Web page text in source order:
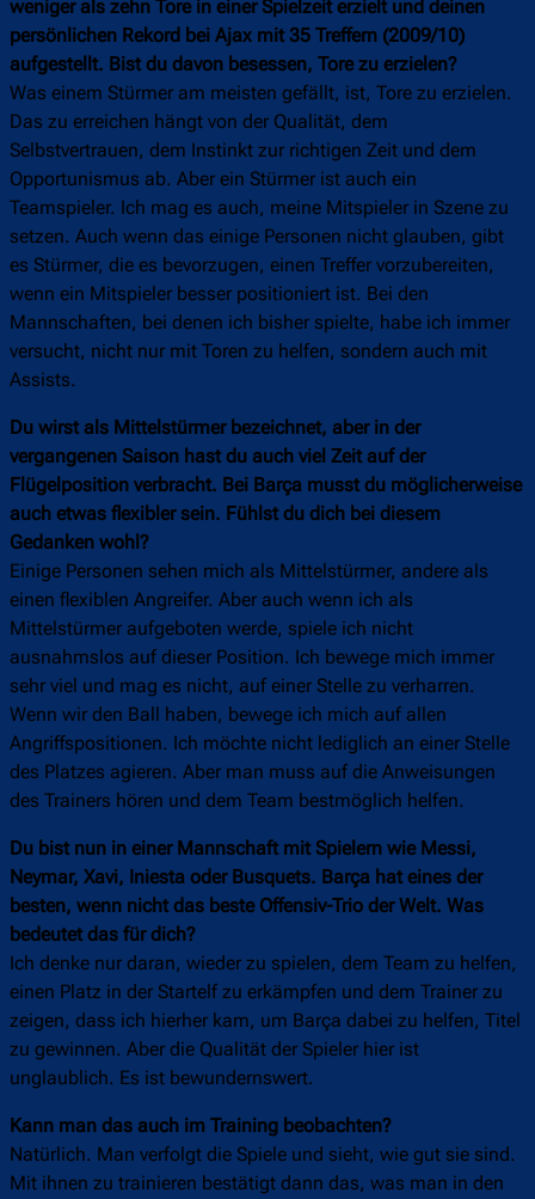
weniger als zehn Tore in einer Spielzeit erzielt und deinen
persönlichen Rekord bei Ajax mit 35 Treffern (2009/10)
aufgestellt. Bist du davon besessen, Tore zu erzielen?
Was einem Stürmer am meisten gefällt, ist, Tore zu erzielen.
Das zu erreichen hängt von der Qualität, dem
Selbstvertrauen, dem Instinkt zur richtigen Zeit und dem
Opportunismus ab. Aber ein Stürmer ist auch ein
Teamspieler. Ich mag es auch, meine Mitspieler in Szene zu
setzen. Auch wenn das einige Personen nicht glauben, gibt
es Stürmer, die es bevorzugen, einen Treffer vorzubereiten,
wenn ein Mitspieler besser positioniert ist. Bei den
Mannschaften, bei denen ich bisher spielte, habe ich immer
versucht, nicht nur mit Toren zu helfen, sondern auch mit
Assists.
Du wirst als Mittelstürmer bezeichnet, aber in der
vergangenen Saison hast du auch viel Zeit auf der
Flügelposition verbracht. Bei Barça musst du möglicherweise
auch etwas flexibler sein. Fühlst du dich bei diesem
Gedanken wohl?
Einige Personen sehen mich als Mittelstürmer, andere als
einen flexiblen Angreifer. Aber auch wenn ich als
Mittelstürmer aufgeboten werde, spiele ich nicht
ausnahmslos auf dieser Position. Ich bewege mich immer
sehr viel und mag es nicht, auf einer Stelle zu verharren.
Wenn wir den Ball haben, bewege ich mich auf allen
Angriffspositionen. Ich möchte nicht lediglich an einer Stelle
des Platzes agieren. Aber man muss auf die Anweisungen
des Trainers hören und dem Team bestmöglich helfen.
Du bist nun in einer Mannschaft mit Spielern wie Messi,
Neymar, Xavi, Iniesta oder Busquets. Barça hat eines der
besten, wenn nicht das beste Offensiv-Trio der Welt. Was
bedeutet das für dich?
Ich denke nur daran, wieder zu spielen, dem Team zu helfen,
einen Platz in der Startelf zu erkämpfen und dem Trainer zu
zeigen, dass ich hierher kam, um Barça dabei zu helfen, Titel
zu gewinnen. Aber die Qualität der Spieler hier ist
unglaublich. Es ist bewundernswert.
Kann man das auch im Training beobachten?
Natürlich. Man verfolgt die Spiele und sieht, wie gut sie sind.
Mit ihnen zu trainieren bestätigt dann das, was man in den